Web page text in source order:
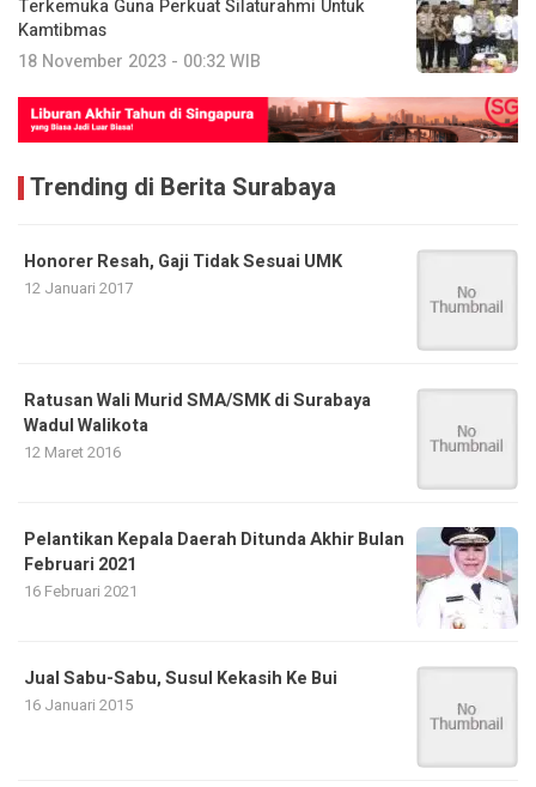
Terkemuka Guna Perkuat Silaturahmi Untuk
Kamtibmas
18 November 2023 - 00:32 WIB
Trending di Berita Surabaya
Honorer Resah, Gaji Tidak Sesuai UMK
12 Januari 2017
Ratusan Wali Murid SMA/SMK di Surabaya
Wadul Walikota
12 Maret 2016
Pelantikan Kepala Daerah Ditunda Akhir Bulan
Februari 2021
16 Februari 2021
Jual Sabu-Sabu, Susul Kekasih Ke Bui
16 Januari 2015